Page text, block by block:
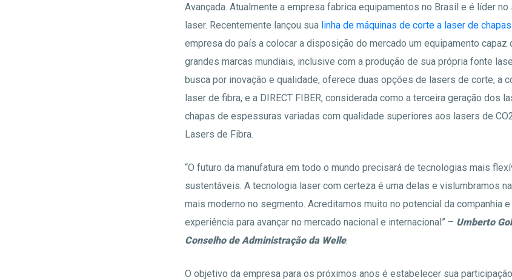
Avançada. Atualmente a empresa fabrica equipamentos no Brasil e é líder
laser. Recentemente lançou sua linha de máquinas de corte a laser de
empresa do país a colocar a disposição do mercado um equipamento capaz
grandes marcas mundiais, inclusive com a produção de sua própria fonte
busca por inovação e qualidade, oferece duas opções de lasers de corte, a
laser de fibra, e a DIRECT FIBER, considerada como a terceira geração dos
chapas de espessuras variadas com qualidade superiores aos lasers de
Lasers de Fibra.
“O futuro da manufatura em todo o mundo precisará de tecnologias mais
sustentáveis. A tecnologia laser com certeza é uma delas e vislumbramos
mais moderno no segmento. Acreditamos muito no potencial da companhia
experiência para avançar no mercado nacional e internacional” – Umberto
Conselho de Administração da Welle.
O objetivo da empresa para os próximos anos é estabelecer sua